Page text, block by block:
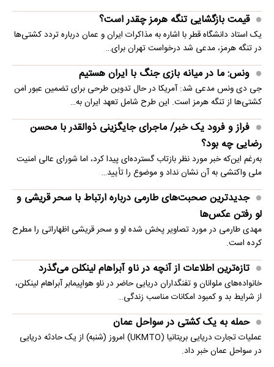
قیمت بازگشایی تنگه هرمز چقدر است؟
یک استاد دانشگاه قطر با اشاره به مذاکرات ایران و عمان درباره تردد کشتی‌ها
در تنگه هرمز، مدعی شد درخواست تهران برای…
ونس: ما در میانه بازی جنگ با ایران هستیم
جی دی ونس مدعی شد: آمریکا در حال تدوین طرحی برای تضمین عبور امن
کشتی‌ها از تنگه هرمز است. این طرح شامل تعهد ایران به…
فراز و فرود یک خبر/ ماجرای جایگزینی ذوالقدر با محسن
رضایی چه بود؟
به‌رغم این‌که خبر مورد نظر بازتاب گسترده‌ای پیدا کرد، اما شورای عالی امنیت
ملی واکنشی به آن نشان نداد و موضوع را تأیید…
جدیدترین صحبت‌های طارمی درباره ارتباط با سحر قریشی و
لو رفتن عکس‌ها
مهدی طارمی در مورد تصاویر پخش شده او و سحر قریشی اظهاراتی را مطرح
کرده است.
تازه‌ترین اطلاعات از آنچه در ناو آبراهام لینکلن می‌گذرد
خانواده‌های ملوانان و تفنگداران دریایی حاضر در ناو هواپیمابر آبراهام لینکلن،
از شرایط بد و کمبود امکانات مناسب زندگی…
حمله به یک کشتی در سواحل عمان
عملیات تجارت دریایی بریتانیا (UKMTO) امروز (شنبه) از یک حادثه دریایی
در سواحل عمان خبر داد.